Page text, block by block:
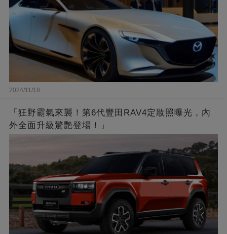
2024/11/18
「狂野霸氣來襲！第6代豐田RAV4定妝照曝光，內
外全面升級驚艷登場！」